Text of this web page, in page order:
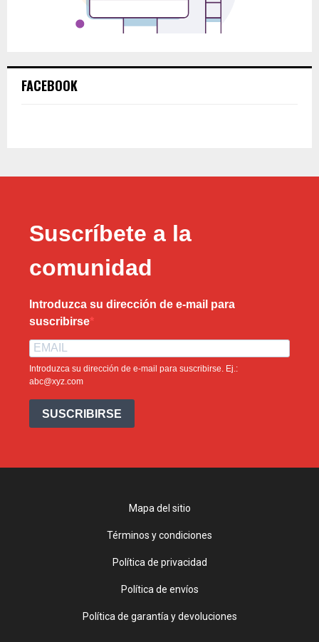
FACEBOOK
Suscríbete a la
comunidad
Introduzca su dirección de e-mail para
suscribirse
Introduzca su dirección de e-mail para suscribirse. Ej.:
abc@xyz.com
SUSCRIBIRSE
Mapa del sitio
Términos y condiciones
Política de privacidad
Política de envíos
Política de garantía y devoluciones